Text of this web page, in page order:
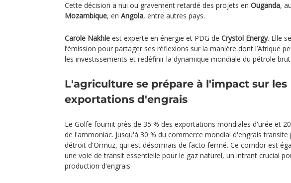
Cette décision a nui ou gravement retardé des projets en Ouganda, au
Mozambique, en Angola, entre autres pays.
Carole Nakhle est experte en énergie et PDG de Crystol Energy. Elle
l’émission pour partager ses réflexions sur la manière dont l’Afrique
les investissements et redéfinir la dynamique mondiale du pétrole brut.
L'agriculture se prépare à l'impact sur les
exportations d'engrais
Le Golfe fournit près de 35 % des exportations mondiales d'urée et
de l'ammoniac. Jusqu'à 30 % du commerce mondial d'engrais transite
détroit d'Ormuz, qui est désormais de facto fermé. Ce corridor est
une voie de transit essentielle pour le gaz naturel, un intrant crucial
production d'engrais.